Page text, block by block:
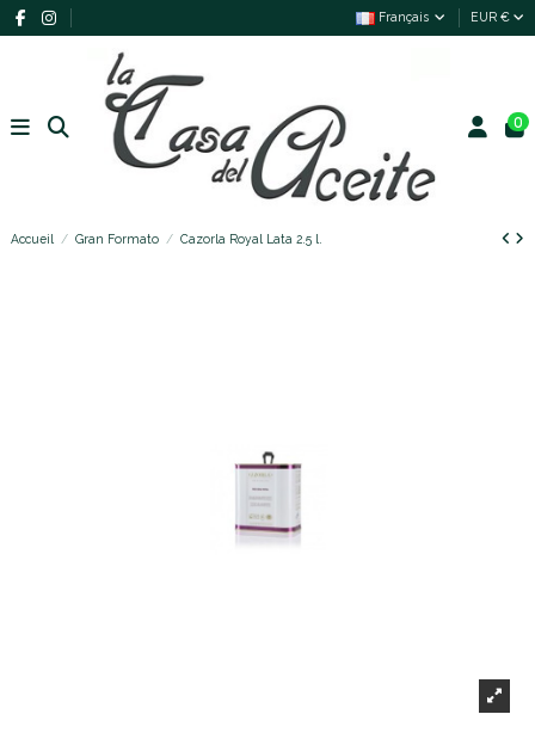
Français EUR €
0
Accueil Gran Formato Cazorla Royal Lata 2.5 l.